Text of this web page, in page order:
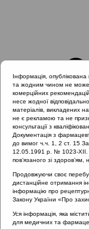
Головна
захворювань ЛОР
Фокус: Хронічний
Чи потрібна
період у пацієнтів
Інформація,
та жодним чином не може
комерційних
несе жодної
матеріалів, викладених
не є рекламою та не
консультації з
Документація з
до вимог ч.ч. 1, 2 ст. 15
12.05.1991 р. № 1023-XII.
пов’язаного зі здоров’ям,
Продовжуючи своє
дистанційне отримання
інформацію про
Закону України «Про
Уся інформація, яка
для медичних та